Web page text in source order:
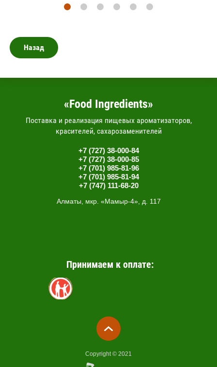
Назад
«Food Ingredients»
Поставка и реализация пищевых ароматизаторов,
красителей, сахарозаменителей
+7 (727) 38-000-84
+7 (727) 38-000-85
+7 (701) 985-81-96
+7 (701) 985-81-94
+7 (747) 111-68-20
Алматы, мкр. «Мамыр-4», д. 117
Принимаем к оплате:
Copyright © 2021